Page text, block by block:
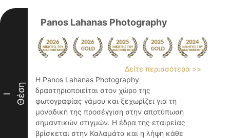
I Θέση
Panos Lahanas Photography
Δείτε περισσότερα >>
Η Panos Lahanas Photography
δραστηριοποιείται στον χώρο της
φωτογραφίας γάμου και ξεχωρίζει για τη
μοναδική της προσέγγιση στην αποτύπωση
σημαντικών στιγμών. Η έδρα της εταιρείας
βρίσκεται στην Καλαμάτα και η λήψη κάθε